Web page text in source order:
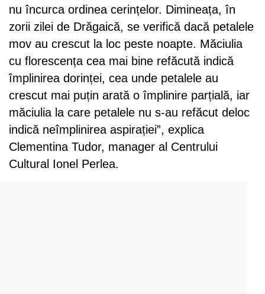
nu încurca ordinea cerințelor. Dimineața, în
zorii zilei de Drăgaică, se verifică dacă petalele
mov au crescut la loc peste noapte. Măciulia
cu florescența cea mai bine refăcută indică
împlinirea dorinței, cea unde petalele au
crescut mai puțin arată o împlinire parțială, iar
măciulia la care petalele nu s-au refăcut deloc
indică neîmplinirea aspirației”, explica
Clementina Tudor, manager al Centrului
Cultural Ionel Perlea.